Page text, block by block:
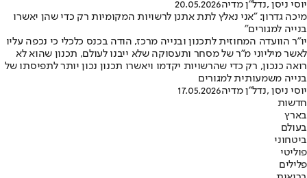
יוסי ניסן ,נדל"ן מדיה20.05.2026
מיכה גדרון: "אני נאלץ לתת אתנן לרשויות המקומיות רק כדי שהן יאשרו
בנייה למגורים"
יו"ר הוועדה המחוזית לתכנון ובנייה מרכז, הודה בכנס כלכלי כי נכפה עליו
לאשר מיליוני מ"ר של מסחר ותעסוקה שלא ייבנו לעולם, תכנון שהוא לא
רואה כנכון, רק כדי שהרשויות יקדמו ויאשרו תכנון נכון יותר לתפיסתו של
בנייה משמעותית למגורים
יוסי ניסן ,נדל"ן מדיה17.05.2026
חדשות
בארץ
בעולם
ביטחוני
פוליטי
פלילים